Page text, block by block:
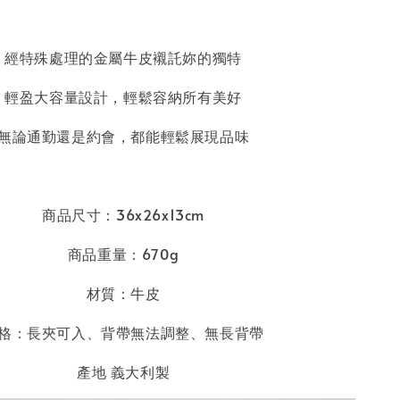
經特殊處理的金屬牛皮襯託妳的獨特
輕盈大容量設計，輕鬆容納所有美好
論通勤還是約會，都能輕鬆展現品味
商品尺寸：36x26x13cm
商品重量：670g
材質：牛皮
：長夾可入
、背帶無法調整、無長背帶
產地 義大利製